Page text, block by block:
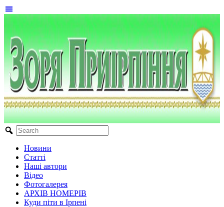
Новини
Статті
Наші автори
Відео
Фотогалерея
АРХІВ НОМЕРІВ
Куди піти в Ірпені